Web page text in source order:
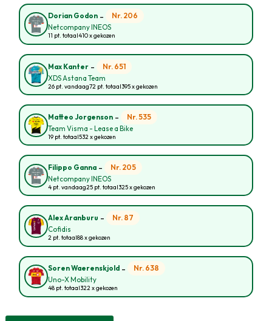
Dorian Godon - Nr. 206
Netcompany INEOS
11 pt. totaal410 x gekozen
Max Kanter - Nr. 651
XDS Astana Team
26 pt. vandaag72 pt. totaal395 x gekozen
Matteo Jorgenson - Nr. 535
Team Visma - Lease a Bike
19 pt. totaal532 x gekozen
Filippo Ganna - Nr. 205
Netcompany INEOS
4 pt. vandaag25 pt. totaal325 x gekozen
Alex Aranburu - Nr. 87
Cofidis
2 pt. totaal88 x gekozen
Soren Waerenskjold - Nr. 638
Uno-X Mobility
48 pt. totaal322 x gekozen